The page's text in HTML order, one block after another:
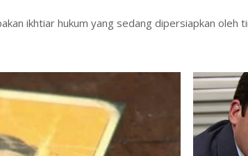
ikhtiar hukum yang sedang dipersiapkan oleh